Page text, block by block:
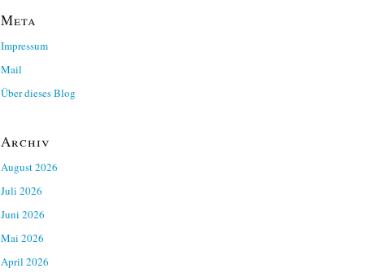
Meta
Impressum
Mail
Über dieses Blog
Archiv
August 2026
Juli 2026
Juni 2026
Mai 2026
April 2026